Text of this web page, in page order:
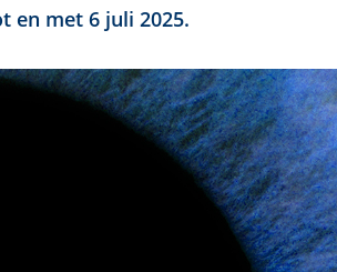
en met 6 juli 2025.